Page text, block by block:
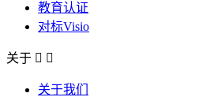
教育认证
对标Visio
关于  
关于我们